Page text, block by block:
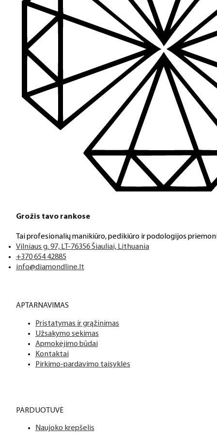
Grožis tavo rankose
Tai profesionalių manikiūro, pedikiūro ir podologijos
Vilniaus g. 97, LT-76356 Šiauliai, Lithuania
+370 654 42885
info@diamondline.lt
APTARNAVIMAS
Pristatymas ir grąžinimas
Užsakymo sekimas
Apmokėjimo būdai
Kontaktai
Pirkimo-pardavimo taisyklės
PARDUOTUVĖ
Naujoko krepšelis